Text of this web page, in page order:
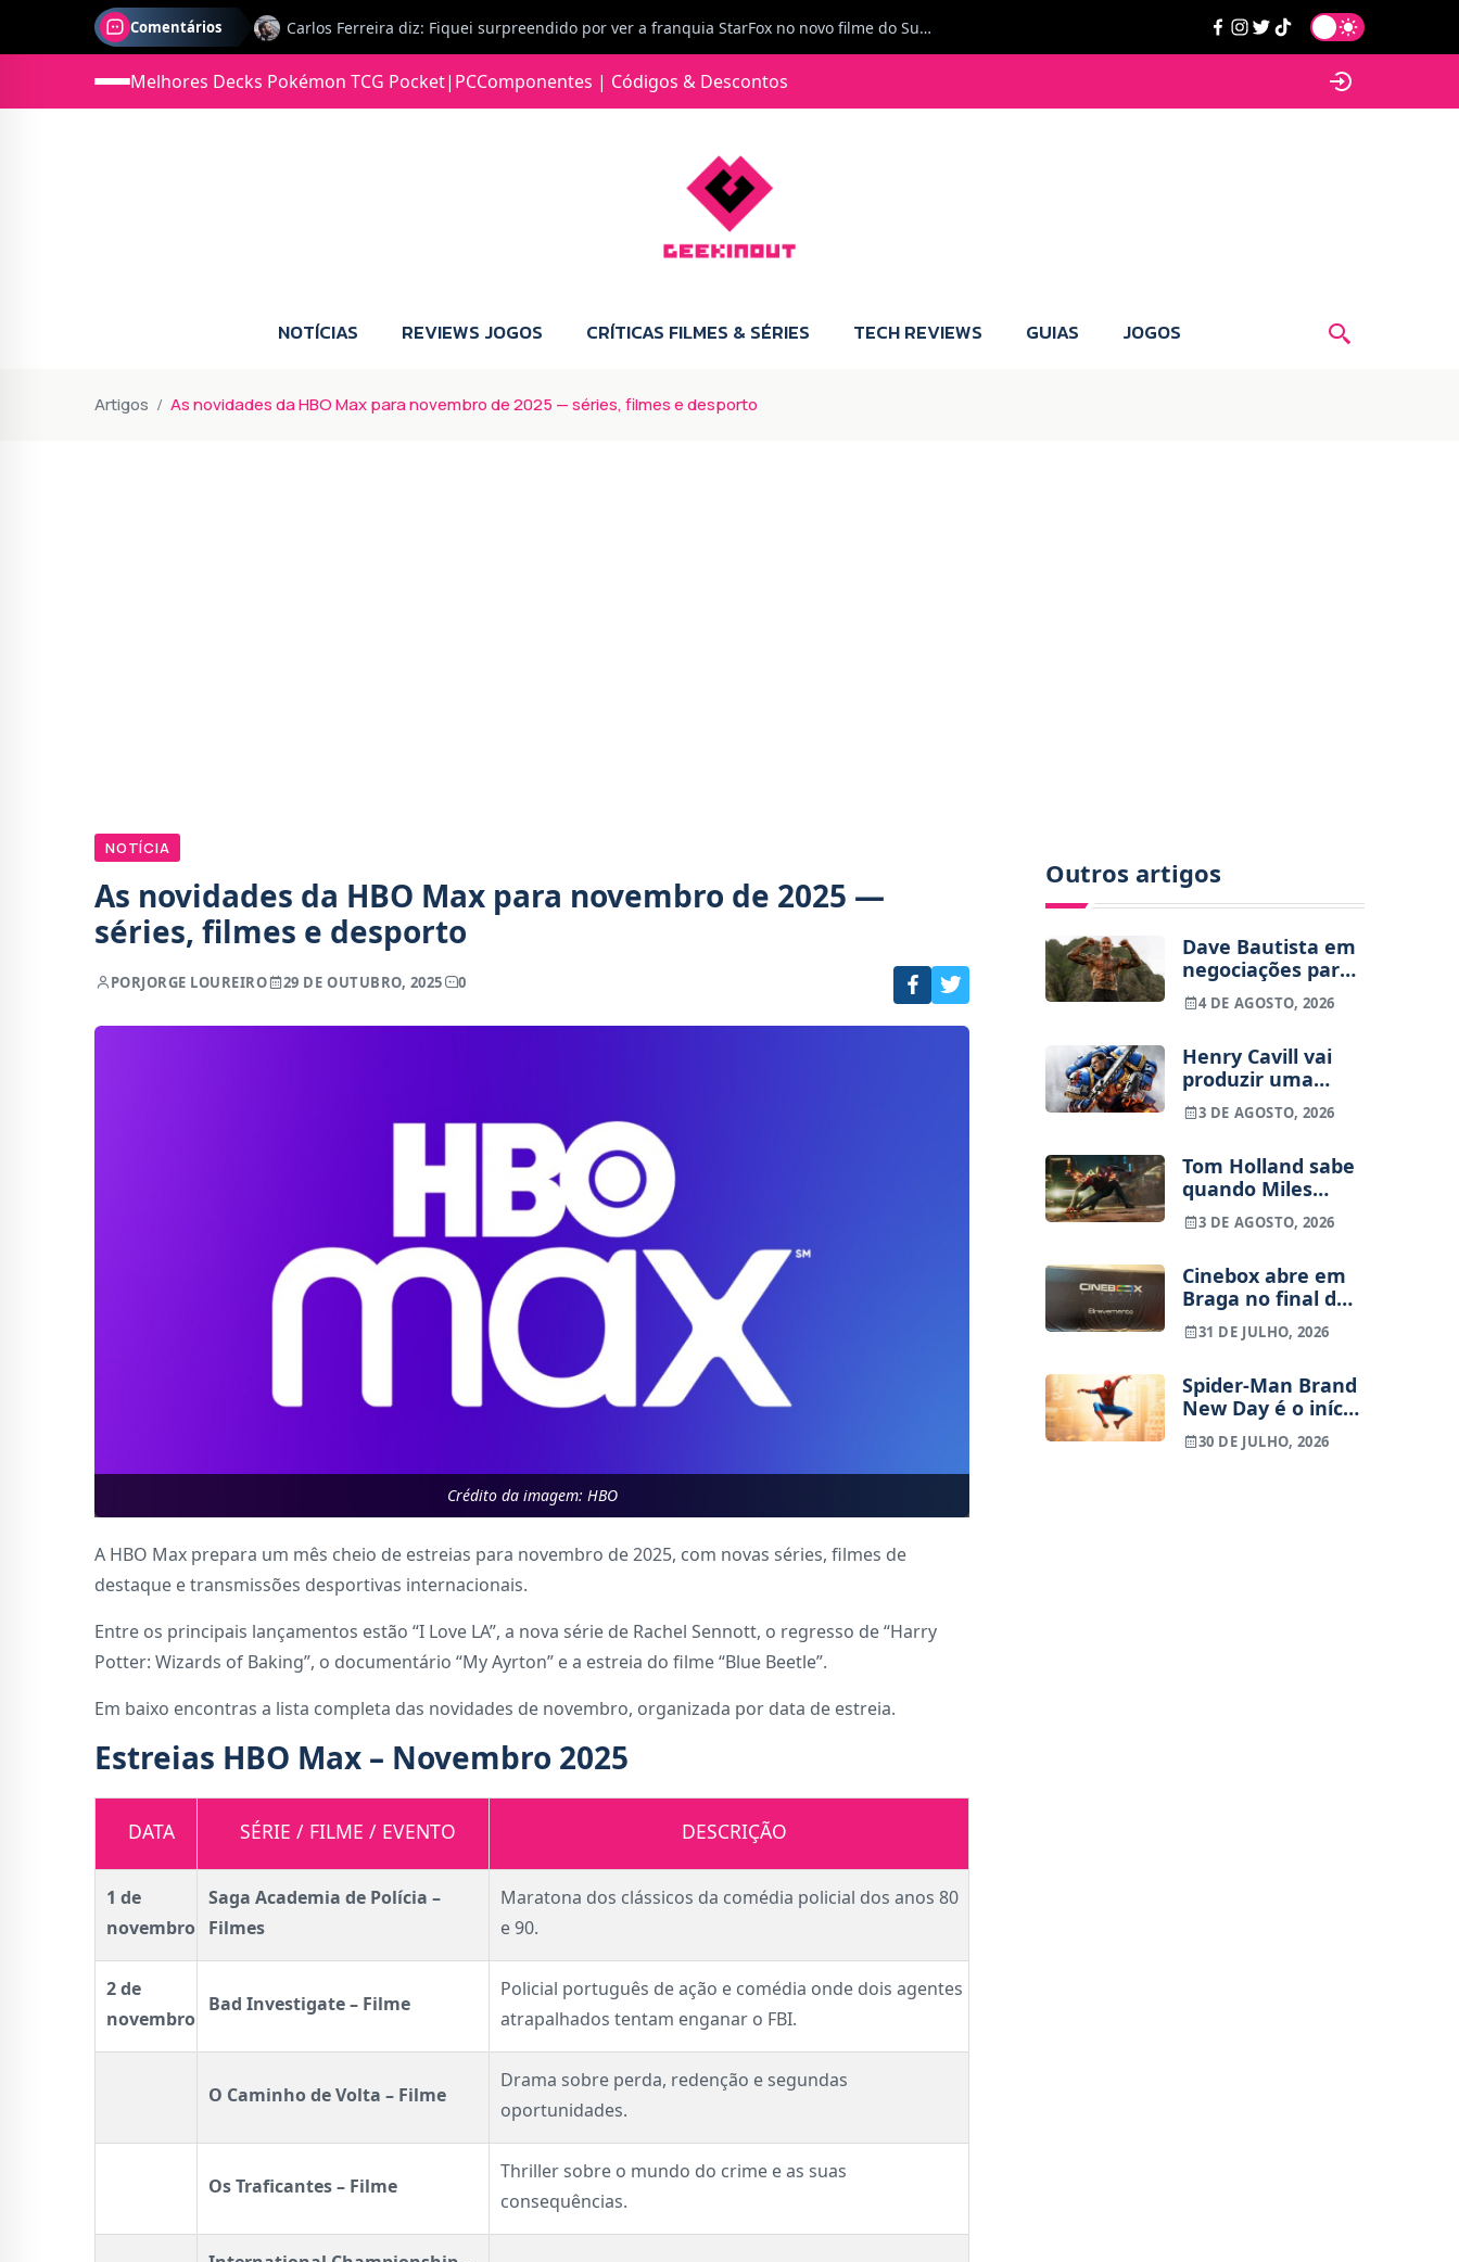
Comentários Jorge Loureiro | Fearme diz: A versão da Switch 2 tem censura... mas também não perdes muito.
Jonas diz: Estou seriamente com vontade para comprar para a Switch 2 :P
Jorge Loureiro | Fearme diz: Boas, obrigado pelo teu comentário. Talvez seja verdade que a Microsoft está a tentar redefinir o futuro dos jogos, mas para uma marca que já trocou de estratégia tantas vezes, é difícil acreditar em mais uma virada de direção. Basta lembrar do Kinect, da aposta no cloud gaming, ou mesmo do discurso de que os exclusivos eram "essenciais": todas essas promessas acabaram por perder força com o tempo. Além disso, há um ponto chave que estás a ignorar: as consolas Xbox. Está à vista que foram praticamente abandonadas. Quem comprou uma Xbox Series X a pensar que ia ser a máquina indispensável para jogar exclusivos, ficou a arder, porque hoje esses jogos chegam também ao PC e, cada vez mais, até à concorrência. Isso mina a identidade da marca e enfraquece a confiança dos jogadores. A PlayStation até pode estar a lançar alguns jogos na Xbox como o Helldivers 2, mas não é o catálogo inteiro. Desta forma, as consolas PS5 continuam a ter valor.
Melhores Decks Pokémon TCG Pocket| PCComponentes | Códigos & Descontos
NOTÍCIAS REVIEWS JOGOS CRÍTICAS FILMES & SÉRIES TECH REVIEWS GUIAS JOGOS
Artigos As novidades da HBO Max para novembro de 2025 — séries, filmes e desporto
NOTÍCIA
As novidades da HBO Max para novembro de 2025 —
séries, filmes e desporto
PORJORGE LOUREIRO 29 DE OUTUBRO, 2025 0
Crédito da imagem: HBO
A HBO Max prepara um mês cheio de estreias para novembro de 2025, com novas séries, filmes de
destaque e transmissões desportivas internacionais.
Entre os principais lançamentos estão “I Love LA”, a nova série de Rachel Sennott, o regresso de “Harry
Potter: Wizards of Baking”, o documentário “My Ayrton” e a estreia do filme “Blue Beetle”.
Em baixo encontras a lista completa das novidades de novembro, organizada por data de estreia.
Estreias HBO Max – Novembro 2025
DATA SÉRIE / FILME / EVENTO DESCRIÇÃO
1 de
novembro
Saga Academia de Polícia –
Filmes
Maratona dos clássicos da comédia policial dos anos 80
e 90.
2 de
novembro
Bad Investigate – Filme
Policial português de ação e comédia onde dois agentes
atrapalhados tentam enganar o FBI.
O Caminho de Volta – Filme
Drama sobre perda, redenção e segundas
oportunidades.
Os Traficantes – Filme
Thriller sobre o mundo do crime e as suas
consequências.
Outros artigos
Dave Bautista em
negociações para
Kratos na série
God of War da
4 DE AGOSTO, 2026
Henry Cavill vai
produzir uma
série animada de
Warhammer
Amazon
3 DE AGOSTO, 2026
Tom Holland sabe
quando Miles
Morales vai entrar
no MCU
3 DE AGOSTO, 2026
Cinebox abre em
Braga no final de
Setembro – Vai
haver sala IMAX?
31 DE JULHO, 2026
Spider-Man Brand
New Day é o início
de uma nova
trilogia? Tudo o
30 DE JULHO, 2026